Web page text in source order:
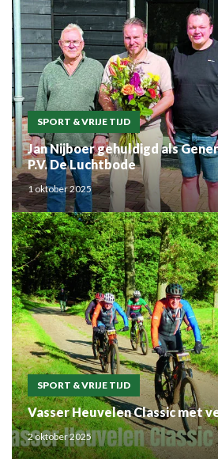
SPORT & VRIJE TIJD
Jan Nijboer gehuldigd als
P.V. De Luchtbode
1 oktober 2025
SPORT & VRIJE TIJD
2 oktober 2025